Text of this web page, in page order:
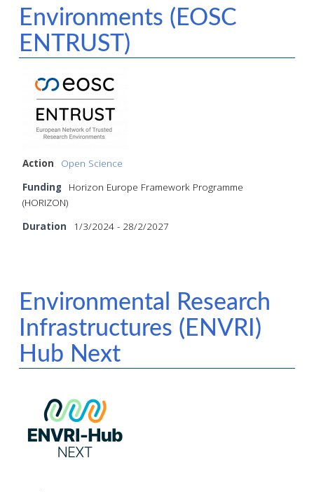
Environments (EOSC
ENTRUST)
Action
Open Science
Funding
Horizon Europe Framework Programme
(HORIZON)
Duration
1/3/2024 - 28/2/2027
Environmental Research
Infrastructures (ENVRI)
Hub Next